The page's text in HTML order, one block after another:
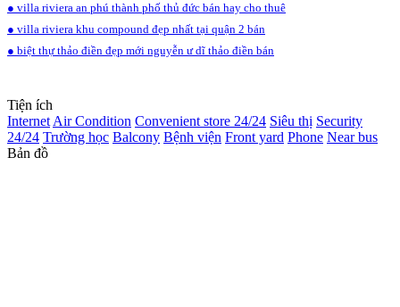
● villa riviera an phú thành phố thủ đức bán hay cho thuê
● villa riviera khu compound đẹp nhất tại quận 2 bán
● biệt thự thảo điền đẹp mới nguyễn ư dĩ thảo điền bán
Tiện ích
Internet Air Condition Convenient store 24/24 Siêu thị Security
24/24 Trường học Balcony Bệnh viện Front yard Phone Near bus
Bản đồ